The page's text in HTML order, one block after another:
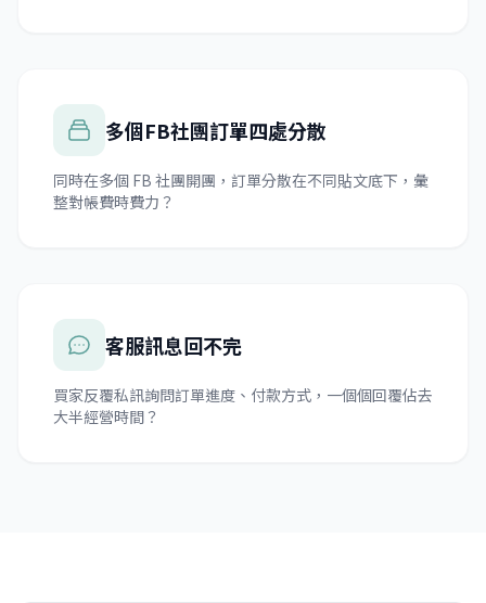
多個FB社團訂單四處分散
同時在多個 FB 社團開團，訂單分散在不同貼文底下，彙
整對帳費時費力？
客服訊息回不完
買家反覆私訊詢問訂單進度、付款方式，一個個回覆佔去
大半經營時間？